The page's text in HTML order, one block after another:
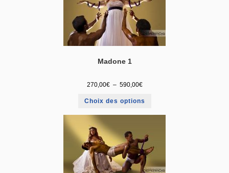
Madone 1
270,00€ – 590,00€
Choix des options